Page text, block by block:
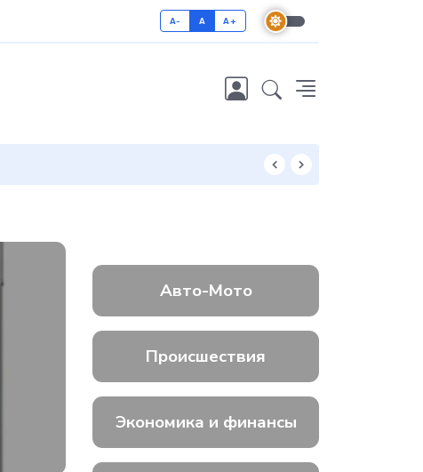
A- A A+
Авто-Мото
Происшествия
Экономика и финансы